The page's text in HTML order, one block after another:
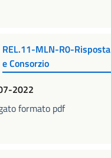
REL.11-MLN-R0-
e Consorzio
2022
formato pdf